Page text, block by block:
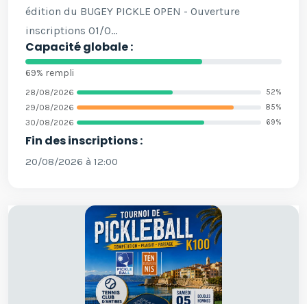
édition du BUGEY PICKLE OPEN - Ouverture
inscriptions 01/0...
Capacité globale :
69% rempli
28/08/2026 52%
29/08/2026 85%
30/08/2026 69%
Fin des inscriptions :
20/08/2026 à 12:00